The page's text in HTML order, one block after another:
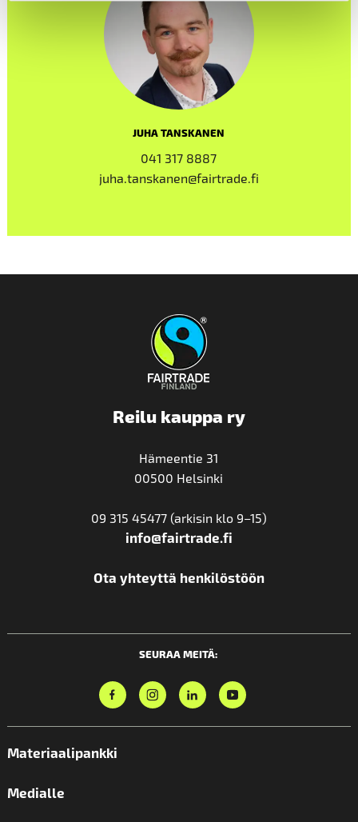
JUHA TANSKANEN
041 317 8887
juha.tanskanen@fairtrade.fi
Reilu kauppa ry
Hämeentie 31
00500 Helsinki
09 315 45477 (arkisin klo 9–15)
info@fairtrade.fi
Ota yhteyttä henkilöstöön
SEURAA MEITÄ:
Materiaalipankki
Medialle